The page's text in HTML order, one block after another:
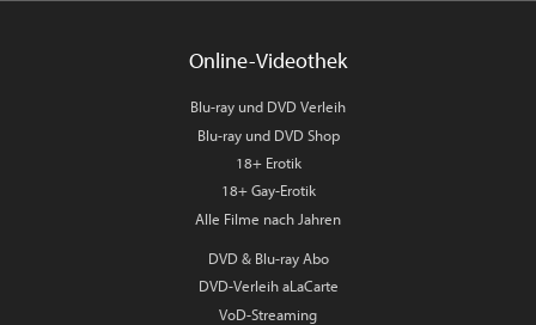
Online-Videothek
Blu-ray und DVD Verleih
Blu-ray und DVD Shop
18+ Erotik
18+ Gay-Erotik
Alle Filme nach Jahren
DVD & Blu-ray Abo
DVD-Verleih aLaCarte
VoD-Streaming